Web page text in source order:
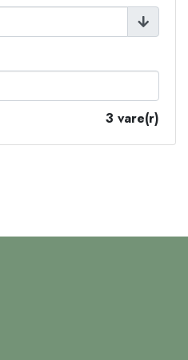
3 vare(r)